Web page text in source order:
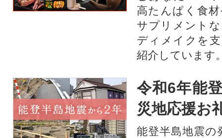
高たんぱく食
サプリメント
ディメイクを
紹介しています
令和6年能
災地応援お
能登半島地震の